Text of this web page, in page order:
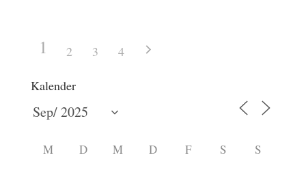
1 2 3 4
Kalender
M D M D F S S